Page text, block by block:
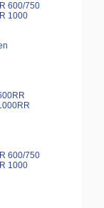
600/750
1000
600/750
1000